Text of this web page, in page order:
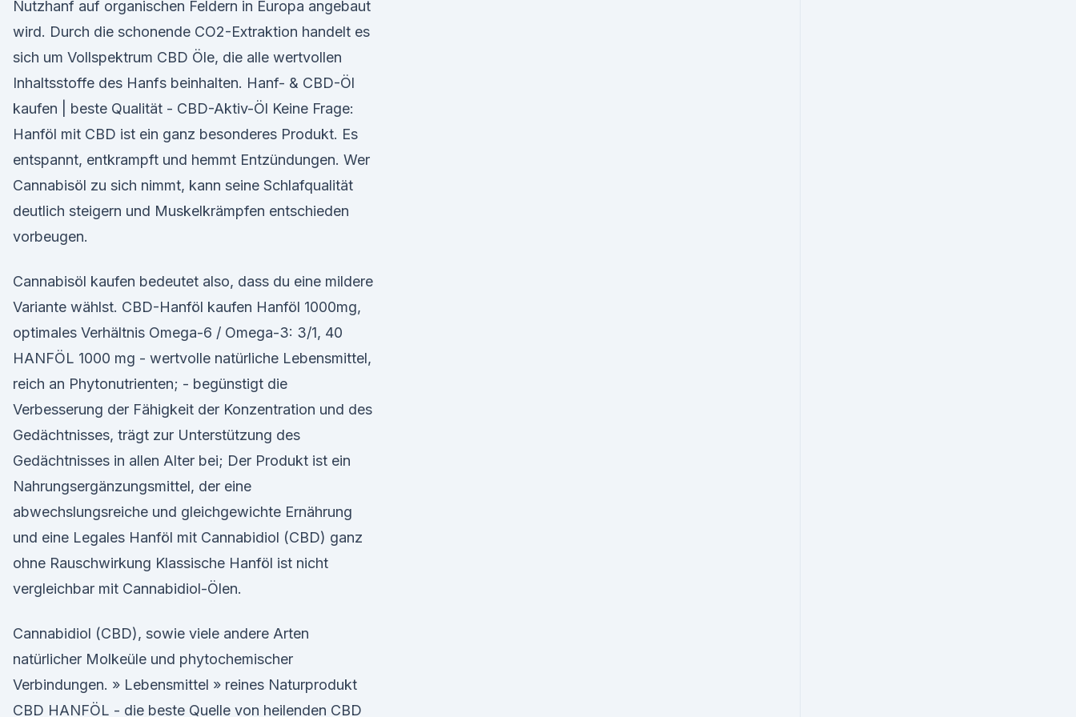
Nutzhanf auf organischen Feldern in Europa angebaut
wird. Durch die schonende CO2-Extraktion handelt es
sich um Vollspektrum CBD Öle, die alle wertvollen
Inhaltsstoffe des Hanfs beinhalten. Hanf- & CBD-Öl
kaufen | beste Qualität - CBD-Aktiv-Öl Keine Frage:
Hanföl mit CBD ist ein ganz besonderes Produkt. Es
entspannt, entkrampft und hemmt Entzündungen. Wer
Cannabisöl zu sich nimmt, kann seine Schlafqualität
deutlich steigern und Muskelkrämpfen entschieden
vorbeugen.
Cannabisöl kaufen bedeutet also, dass du eine mildere
Variante wählst. CBD-Hanföl kaufen Hanföl 1000mg,
optimales Verhältnis Omega-6 / Omega-3: 3/1, 40
HANFÖL 1000 mg - wertvolle natürliche Lebensmittel,
reich an Phytonutrienten; - begünstigt die
Verbesserung der Fähigkeit der Konzentration und des
Gedächtnisses, trägt zur Unterstützung des
Gedächtnisses in allen Alter bei; Der Produkt ist ein
Nahrungsergänzungsmittel, der eine
abwechslungsreiche und gleichgewichte Ernährung
und eine Legales Hanföl mit Cannabidiol (CBD) ganz
ohne Rauschwirkung Klassische Hanföl ist nicht
vergleichbar mit Cannabidiol-Ölen.
Cannabidiol (CBD), sowie viele andere Arten
natürlicher Molkeüle und phytochemischer
Verbindungen. » Lebensmittel » reines Naturprodukt
CBD HANFÖL - die beste Quelle von heilenden CBD